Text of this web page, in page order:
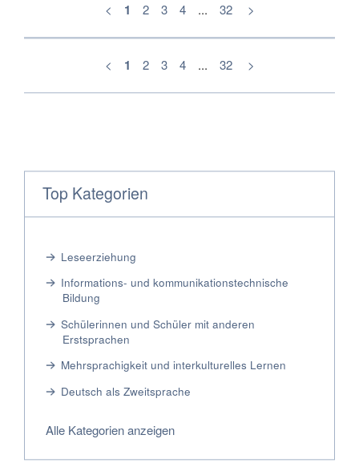
< 1 2 3 4 ... 32 >
< 1 2 3 4 ... 32 >
Top Kategorien
Leseerziehung
Informations- und kommunikationstechnische
Bildung
Schülerinnen und Schüler mit anderen
Erstsprachen
Mehrsprachigkeit und interkulturelles Lernen
Deutsch als Zweitsprache
Alle Kategorien anzeigen